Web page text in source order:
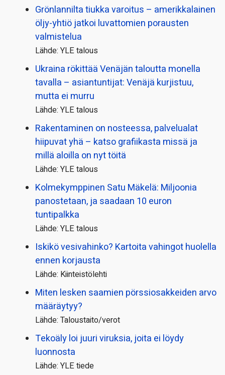
Grönlannilta tiukka varoitus – amerikkalainen
öljy-yhtiö jatkoi luvattomien porausten
valmistelua
Lähde: YLE talous
Ukraina rökittää Venäjän taloutta monella
tavalla – asiantuntijat: Venäjä kurjistuu,
mutta ei murru
Lähde: YLE talous
Rakentaminen on nosteessa, palvelualat
hiipuvat yhä – katso grafiikasta missä ja
millä aloilla on nyt töitä
Lähde: YLE talous
Kolmekymppinen Satu Mäkelä: Miljoonia
panostetaan, ja saadaan 10 euron
tuntipalkka
Lähde: YLE talous
Iskikö vesivahinko? Kartoita vahingot huolella
ennen korjausta
Lähde: Kiinteistölehti
Miten lesken saamien pörssi­osakkeiden arvo
määräytyy?
Lähde: Taloustaito/verot
Tekoäly loi juuri viruksia, joita ei löydy
luonnosta
Lähde: YLE tiede